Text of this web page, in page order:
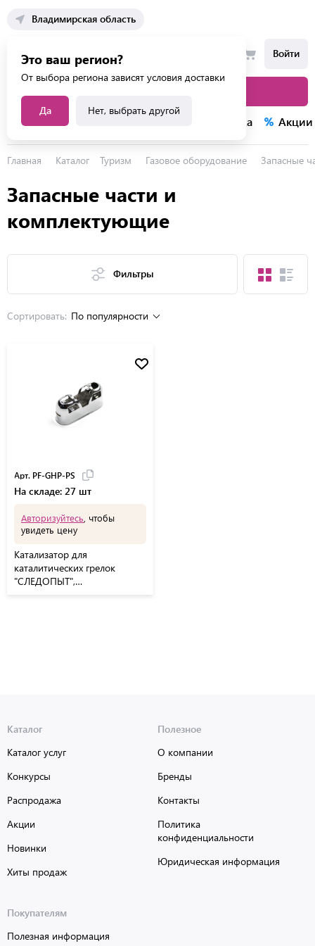
Владимирская область
Это ваш регион?
От выбора региона зависят условия доставки
Да Нет, выбрать другой
Войти
Каталог услуг Распродажа Акции
Главная Каталог Туризм Газовое оборудование Запасные
Запасные части и
комплектующие
Фильтры
Сортировать: По популярности
Арт. PF-GHP-PS
На складе: 27 шт
Авторизуйтесь , чтобы
увидеть цену
Катализатор для
каталитических грелок
"СЛЕДОПЫТ",
Каталог
Каталог услуг
Конкурсы
Распродажа
Акции
Новинки
Хиты продаж
Полезное
О компании
Бренды
Контакты
Политика
конфиденциальности
Юридическая информация
Покупателям
Полезная информация